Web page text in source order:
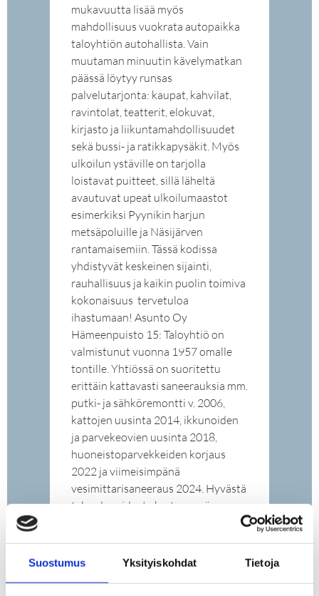
Suostumus Yksityiskohdat Tietoja
mukavuutta lisää myös
mahdollisuus vuokrata autopaikka
taloyhtiön autohallista. Vain
muutaman minuutin kävelymatkan
päässä löytyy runsas
palvelutarjonta: kaupat, kahvilat,
ravintolat, teatterit, elokuvat,
kirjasto ja liikuntamahdollisuudet
sekä bussi- ja ratikkapysäkit. Myös
ulkoilun ystäville on tarjolla
loistavat puitteet, sillä läheltä
avautuvat upeat ulkoilumaastot
esimerkiksi Pyynikin harjun
metsäpoluille ja Näsijärven
rantamaisemiin. Tässä kodissa
yhdistyvät keskeinen sijainti,
rauhallisuus ja kaikin puolin toimiva
kokonaisuus  tervetuloa
ihastumaan! Asunto Oy
Hämeenpuisto 15: Taloyhtiö on
valmistunut vuonna 1957 omalle
tontille. Yhtiössä on suoritettu
erittäin kattavasti saneerauksia mm.
putki- ja sähköremontti v. 2006,
kattojen uusinta 2014, ikkunoiden
ja parvekeovien uusinta 2018,
huoneistoparvekkeiden korjaus
2022 ja viimeisimpänä
vesimittarisaneeraus 2024. Hyvästä
taloudenpidosta kertoo myös
kohteesta, Taru Salonen p. 050 446
0072 Myyntineuvottelija, KTM